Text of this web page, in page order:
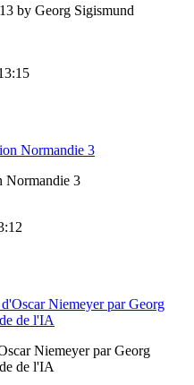
by Georg Sigismund
Normandie 3
Niemeyer par Georg
de l'IA